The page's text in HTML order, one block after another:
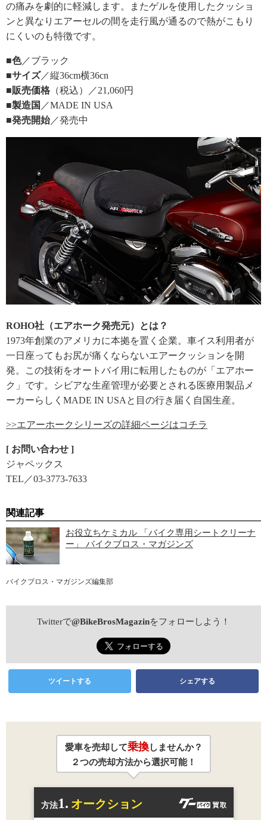
の痛みを劇的に軽減します。またゲルを使用したクッショ
ンと異なりエアーセルの間を走行風が通るので熱がこもり
にくいのも特徴です。
■色／ブラック
■サイズ／縦36cm横36cn
■販売価格 （税込）／21,060円
■製造国 ／MADE IN USA
■発売開始／発売中
ROHO社（エアホーク発売元）とは？
1973年創業のアメリカに本拠を置く企業。車イス利用者が
一日座ってもお尻が痛くならないエアークッションを開
発。この技術をオートバイ用に転用したものが「エアホー
ク」です。シビアな生産管理が必要とされる医療用製品メ
ーカーらしくMADE IN USAと目の行き届く自国生産。
>>エアーホークシリーズの詳細ページはコチラ
[ お問い合わせ ]
ジャペックス
TEL／03-3773-7633
関連記事
お役立ちケミカル 「バイク専用シートクリーナ
ー」 バイクブロス・マガジンズ
バイクブロス・マガジンズ編集部
Twitterで@BikeBrosMagazinをフォローしよう！
ツイートする シェアする
愛車を売却して乗換しませんか？
２つの売却方法から選択可能！
方法1. オークション